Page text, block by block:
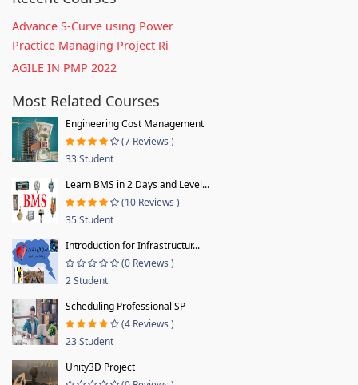
Advance S-Curve using Power
Practice Managing Project Ri
AGILE IN PMP 2022
Most Related Courses
Engineering Cost Management
(7 Reviews )
33 Student
Learn BMS in 2 Days and Level...
(10 Reviews )
35 Student
Introduction for Infrastructur...
(0 Reviews )
2 Student
Scheduling Professional SP
(4 Reviews )
23 Student
Unity3D Project